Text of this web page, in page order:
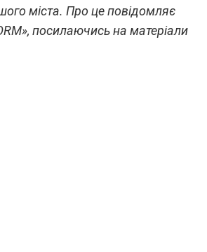
міста. Про це повідомляє
посилаючись на матеріали